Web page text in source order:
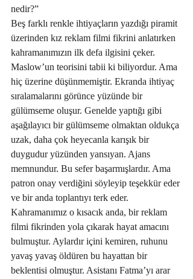
nedir?”
Beş farklı renkle ihtiyaçların yazdığı piramit
üzerinden kız reklam filmi fikrini anlatırken
kahramanımızın ilk defa ilgisini çeker.
Maslow’un teorisini tabii ki biliyordur. Ama
hiç üzerine düşünmemiştir. Ekranda ihtiyaç
sıralamalarını görünce yüzünde bir
gülümseme oluşur. Genelde yaptığı gibi
aşağılayıcı bir gülümseme olmaktan oldukça
uzak, daha çok heyecanla karışık bir
duygudur yüzünden yansıyan. Ajans
memnundur. Bu sefer başarmışlardır. Ama
patron onay verdiğini söyleyip teşekkür eder
ve bir anda toplantıyı terk eder.
Kahramanımız o kısacık anda, bir reklam
filmi fikrinden yola çıkarak hayat amacını
bulmuştur. Aylardır içini kemiren, ruhunu
yavaş yavaş öldüren bu hayattan bir
beklentisi olmuştur. Asistanı Fatma’yı arar